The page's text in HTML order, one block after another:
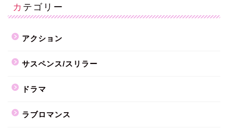
カテゴリー
アクション
サスペンス/スリラー
ドラマ
ラブロマンス